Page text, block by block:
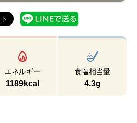
エネルギー
1189kcal
食塩相当量
4.3g